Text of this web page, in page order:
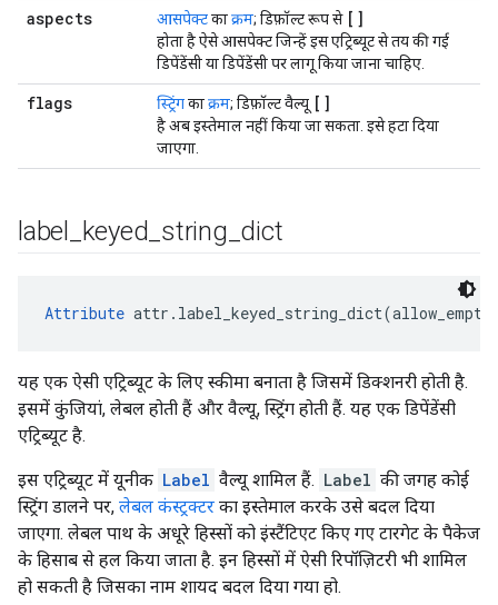
aspects आसपेक्टकाक्रम; डिफ़ॉल्ट रूप से []
होता है ऐसे आसपेक्ट जिन्हें इस एट्रिब्यूट से तय की गई
डिपेंडेंसी या डिपेंडेंसी पर लागू किया जाना चाहिए.
flags स्ट्रिंगकाक्रम; डिफ़ॉल्ट वैल्यू []
है अब इस्तेमाल नहीं किया जा सकता. इसे हटा दिया
जाएगा.
label keyed string dict
Attribute
यह एक ऐसी एट्रिब्यूट के लिए स्कीमा बनाता है जिसमें डिक्शनरी होती है.
इसमें कुंजियां, लेबल होती हैं और वैल्यू, स्ट्रिंग होती हैं. यह एक डिपेंडेंसी
एट्रिब्यूट है.
इस एट्रिब्यूट में यूनीक Label वैल्यू शामिल हैं. Label की जगह कोई
स्ट्रिंग डालने पर, लेबल कंस्ट्रक्टर का इस्तेमाल करके उसे बदल दिया
जाएगा. लेबल पाथ के अधूरे हिस्सों को इंस्टैंटिएट किए गए टारगेट के पैकेज
के हिसाब से हल किया जाता है. इन हिस्सों में ऐसी रिपॉज़िटरी भी शामिल
हो सकती है जिसका नाम शायद बदल दिया गया हो.